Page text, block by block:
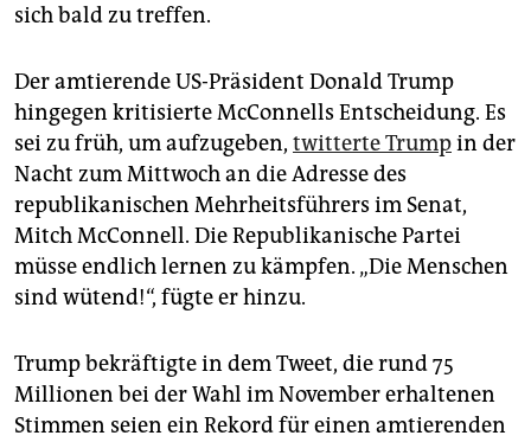
sich bald zu treffen.
Der amtierende US-Präsident Donald Trump
hingegen kritisierte McConnells Entscheidung. Es
sei zu früh, um aufzugeben, twitterte Trumpin der
Nacht zum Mittwoch an die Adresse des
republikanischen Mehrheitsführers im Senat,
Mitch McConnell. Die Republikanische Partei
müsse endlich lernen zu kämpfen. „Die Menschen
sind wütend!“, fügte er hinzu.
Trump bekräftigte in dem Tweet, die rund 75
Millionen bei der Wahl im November erhaltenen
Stimmen seien ein Rekord für einen amtierenden